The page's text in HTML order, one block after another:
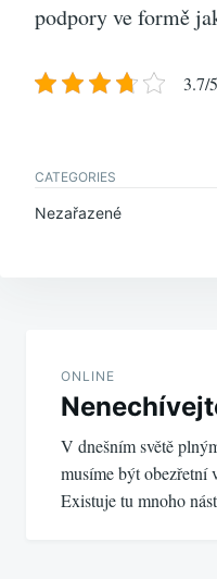
podpory ve formě
3.7/
CATEGORIES
Nezařazené
pro
příspěvek
ONLINE
V dnešním světě
musíme být obezřetní
Existuje tu mnoho